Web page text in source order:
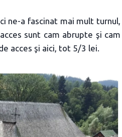
ne-a fascinat mai mult turnul,
sunt cam abrupte şi cam
acces şi aici, tot 5/3 lei.